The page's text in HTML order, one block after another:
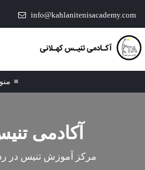
info@kahlanitenisacademy.com
≡ منو
آکادمی
مرکز آموزش تنیس در